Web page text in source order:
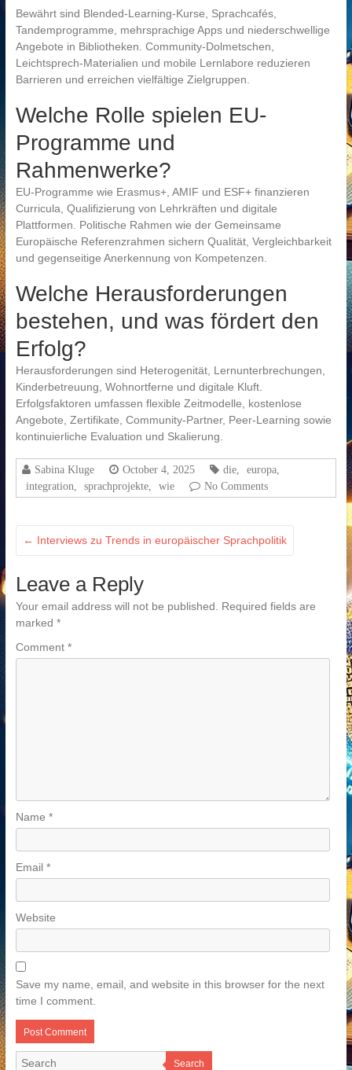
Bewährt sind Blended-Learning-Kurse, Sprachcafés,
Tandemprogramme, mehrsprachige Apps und niederschwellige
Angebote in Bibliotheken. Community-Dolmetschen,
Leichtsprech-Materialien und mobile Lernlabore reduzieren
Barrieren und erreichen vielfältige Zielgruppen.
Welche Rolle spielen EU-
Programme und
Rahmenwerke?
EU-Programme wie Erasmus+, AMIF und ESF+ finanzieren
Curricula, Qualifizierung von Lehrkräften und digitale
Plattformen. Politische Rahmen wie der Gemeinsame
Europäische Referenzrahmen sichern Qualität, Vergleichbarkeit
und gegenseitige Anerkennung von Kompetenzen.
Welche Herausforderungen
bestehen, und was fördert den
Erfolg?
Herausforderungen sind Heterogenität, Lernunterbrechungen,
Kinderbetreuung, Wohnortferne und digitale Kluft.
Erfolgsfaktoren umfassen flexible Zeitmodelle, kostenlose
Angebote, Zertifikate, Community-Partner, Peer-Learning sowie
kontinuierliche Evaluation und Skalierung.
Sabina Kluge October 4, 2025 die, europa,
integration
sprachprojekte, wie No Comments
← Interviews zu Trends in europäischer Sprachpolitik
Leave a Reply
Your email address will not be published.
Required fields are
marked *
Comment *
Name *
Email *
Website
Save my name, email, and website in this browser for the next
time I comment.
Search